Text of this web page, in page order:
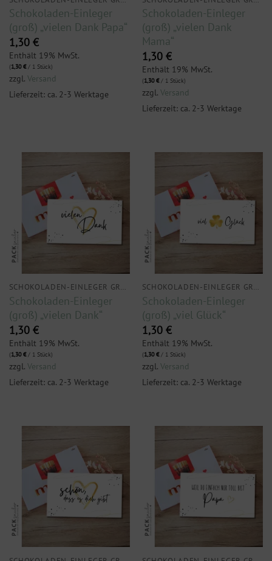
Schokoladen-Einleger
(groß) „vielen Dank Papa“
1,30 €
Enthält 19% MwSt.
(1,30€/ 1 Stück)
zzgl. Versand
Lieferzeit: ca. 2-3 Werktage
Schokoladen-Einleger
(groß) „vielen Dank
Mama“
1,30 €
Enthält 19% MwSt.
(1,30€/ 1 Stück)
zzgl. Versand
Lieferzeit: ca. 2-3 Werktage
SCHOKOLADEN-EINLEGER GROSS
Schokoladen-Einleger
(groß) „vielen Dank“
1,30 €
Enthält 19% MwSt.
(1,30€/ 1 Stück)
zzgl. Versand
Lieferzeit: ca. 2-3 Werktage
SCHOKOLADEN-EINLEGER GROSS
Schokoladen-Einleger
(groß) „viel Glück“
1,30 €
Enthält 19% MwSt.
(1,30€/ 1 Stück)
zzgl. Versand
Lieferzeit: ca. 2-3 Werktage